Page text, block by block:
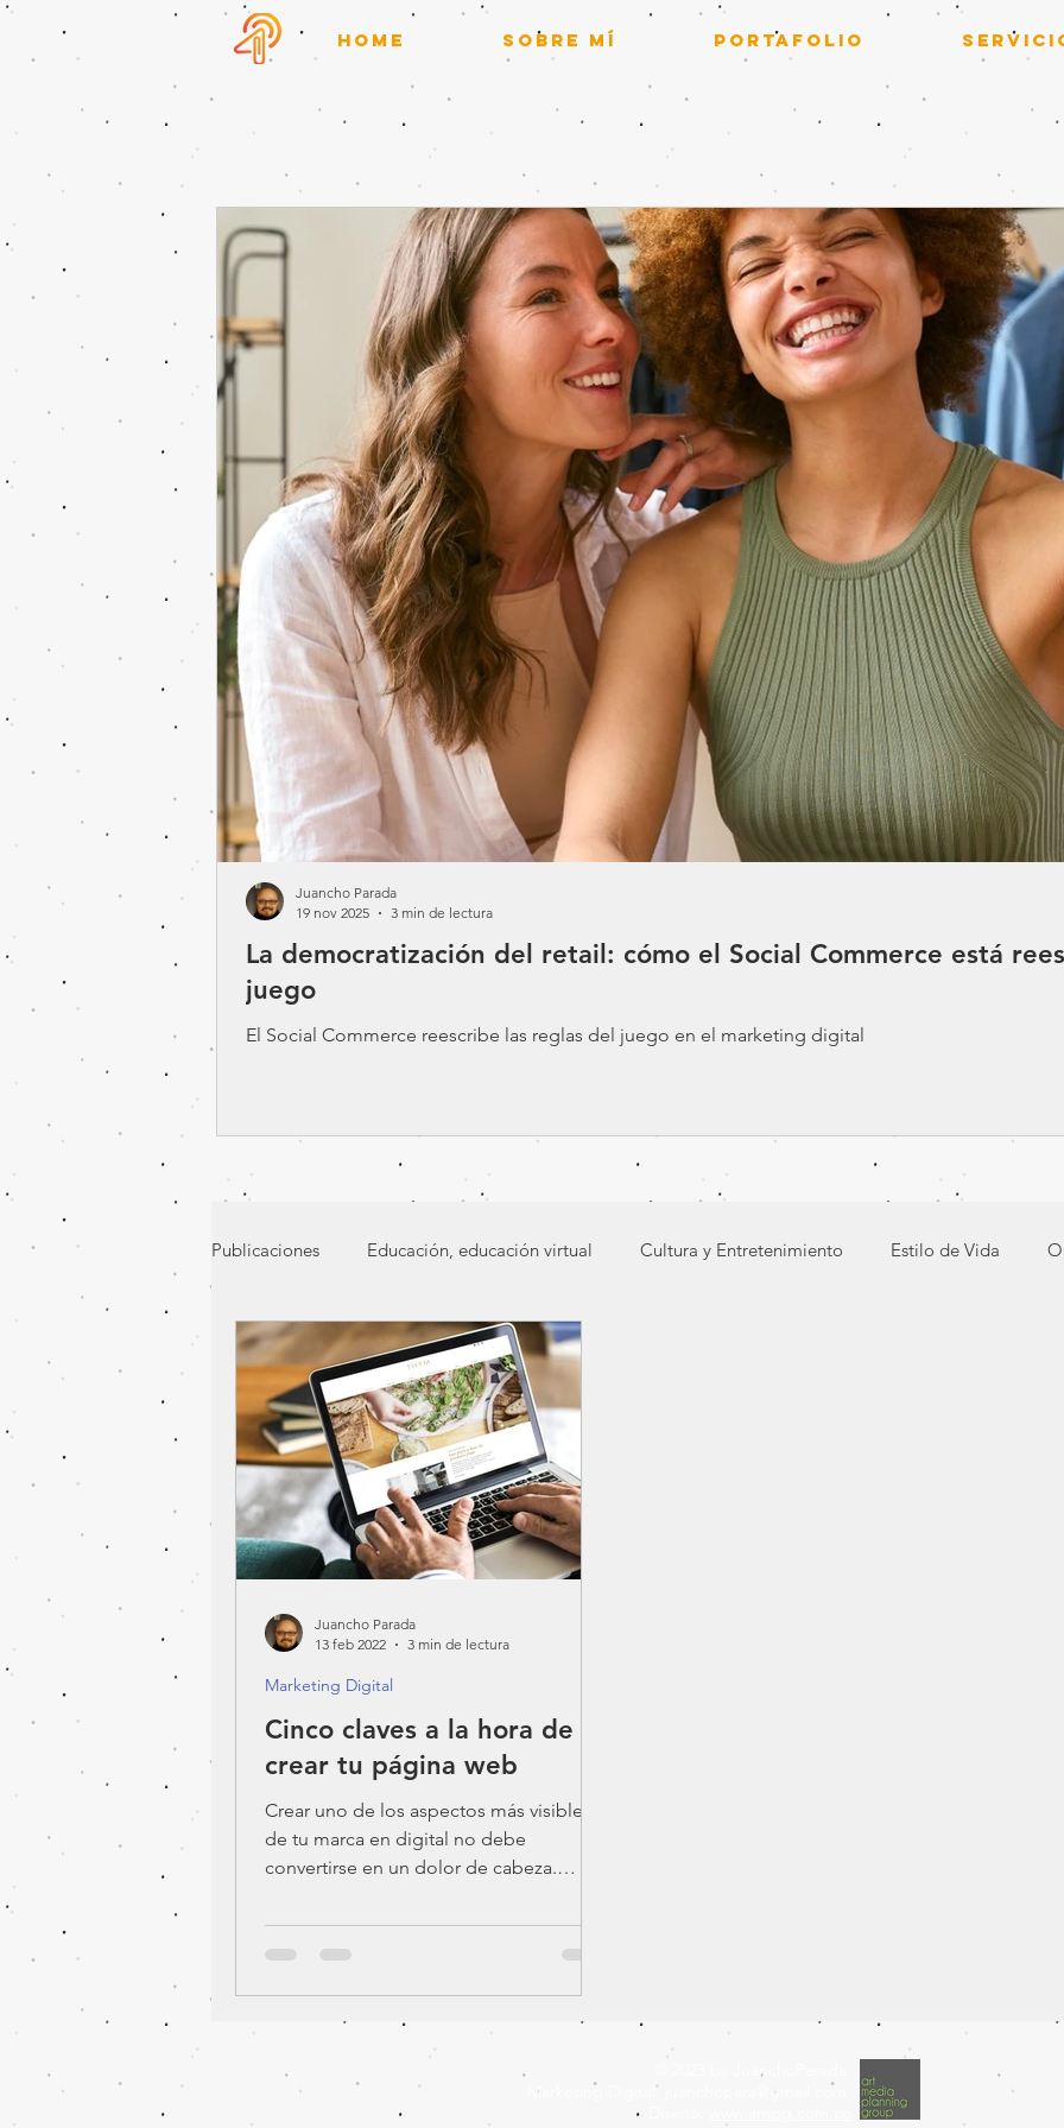
HOME SOBRE MÍ PORTAFOLIO
La democratización del retail: cómo el Social Commerce está
juego
El Social Commerce reescribe las reglas del juego en el marketing digital
Juancho Parada
19 nov 2025
3 min de lectura
Publicaciones Educación, educación virtual Cultura y Entretenimiento Estilo de Vida
Vivencias Experiencias de Bienestar
Cinco claves a la hora de
crear tu página web
Crear uno de los aspectos más visibles
de tu marca en digital no debe
convertirse en un dolor de cabeza.
Marketing Digital
Juancho Parada
13 feb 2022
3 min de lectura
© 2023 by JuanchoParada.
Marketing Digital:
juanchopara@gmail.com